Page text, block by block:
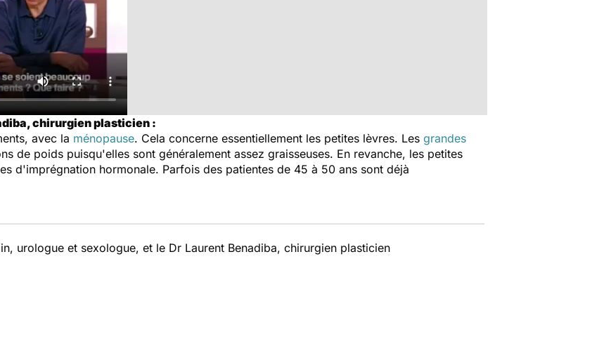
chirurgien plasticien :
avec la ménopause. Cela concerne essentiellement les petites lèvres. Les grandes
de poids puisqu'elles sont généralement assez graisseuses. En revanche, les petites
d'imprégnation hormonale. Parfois des patientes de 45 à 50 ans sont déjà
urologue et sexologue, et le Dr Laurent Benadiba, chirurgien plasticien